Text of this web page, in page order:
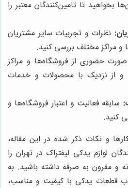
بخواهید تا تامین‌کنندگان معتبر را
نظرات و تجربیات سایر مشتریان
و مراکز مختلف بررسی کنید.
حضوری از فروشگاه‌ها و مراکز
و از نزدیک با محصولات و خدمات
سابقه فعالیت و اعتبار فروشگاه‌ها و
کنید.
و نکات ذکر شده در این مقاله،
لوازم یدکی لیفتراک در تهران را
و مقرون به صرفه داشته باشید. به
قطعات یدکی با کیفیت و مناسب،